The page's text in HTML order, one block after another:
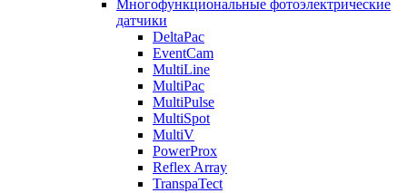
Многофункциональные фотоэлектрические
датчики
DeltaPac
EventCam
MultiLine
MultiPac
MultiPulse
MultiSpot
MultiV
PowerProx
Reflex Array
TranspaTect